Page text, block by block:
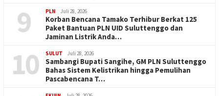
9 PLN Juli 28, 2026
Korban Bencana Tamako Terhibur Berkat 125
Paket Bantuan PLN UID Suluttenggo dan
Jaminan Listrik Anda…
10 SULUT Juli 28, 2026
Sambangi Bupati Sangihe, GM PLN Suluttenggo
Bahas Sistem Kelistrikan hingga Pemulihan
Pascabencana T…